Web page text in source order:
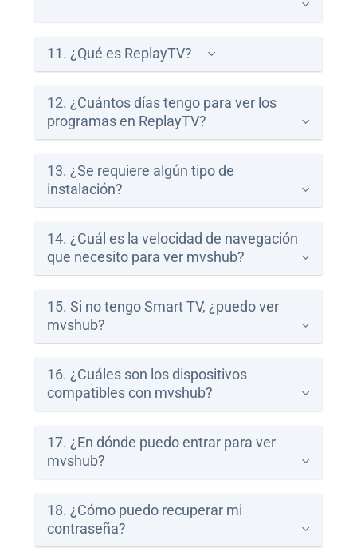
11. ¿Qué es ReplayTV?
12. ¿Cuántos días tengo para ver los
programas en ReplayTV?
13. ¿Se requiere algún tipo de
instalación?
14. ¿Cuál es la velocidad de navegación
que necesito para ver mvshub?
15. Si no tengo Smart TV, ¿puedo ver
mvshub?
16. ¿Cuáles son los dispositivos
compatibles con mvshub?
17. ¿En dónde puedo entrar para ver
mvshub?
18. ¿Cómo puedo recuperar mi
contraseña?